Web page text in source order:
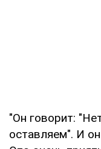
"Он говорит:
оставляем". И